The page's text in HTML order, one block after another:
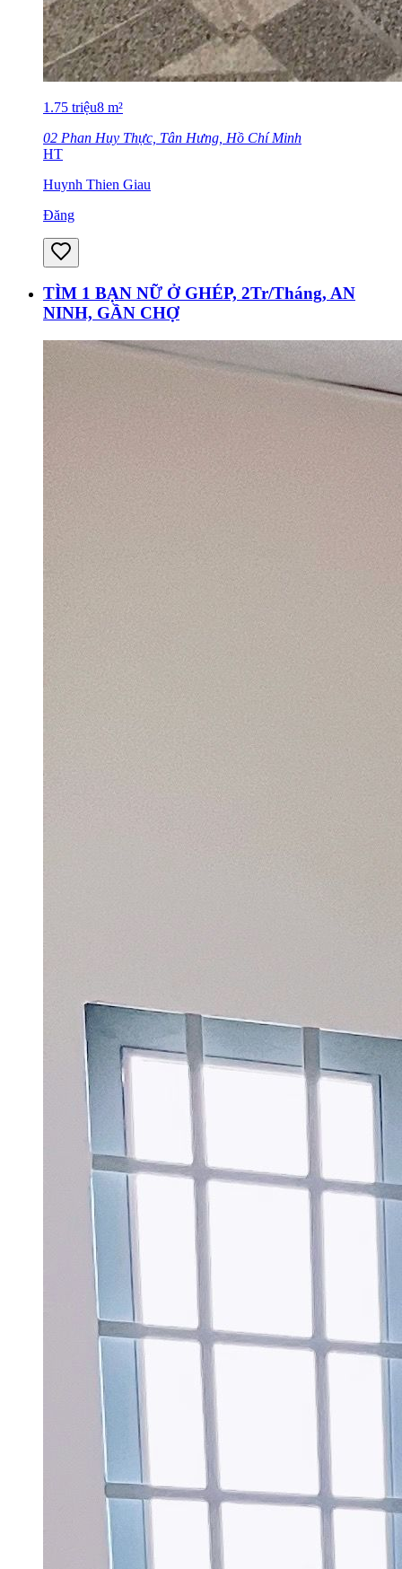
1.75 triệu8 m²
02 Phan Huy Thực, Tân Hưng, Hồ Chí Minh
HT
Huynh Thien Giau
Đăng
TÌM 1 BẠN NỮ Ở GHÉP, 2Tr/Tháng, AN
NINH, GẦN CHỢ